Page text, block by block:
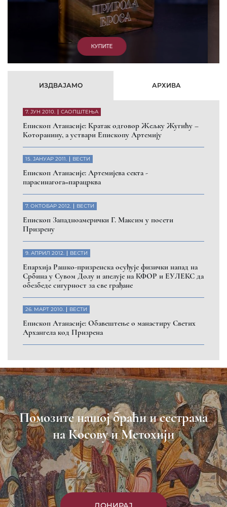
КУПИТЕ
ИЗДВАЈАМО АРХИВА
7. ЈУН 2010. САОПШТЕЊА
Eпископ Атанасије: Кратак одговор Жељку Жугићу –
Которанину, а уствари Епископу Артемију
15. ЈАНУАР 2011. ВЕСТИ
Eпископ Атанасије: Артемијева секта -
парасинагога=парацрква
7. ОКТОБАР 2012. ВЕСТИ
Eпископ Западноамерички Г. Максим у посети
Призрену
9. АПРИЛ 2012. ВЕСТИ
Eпархија Рашко-призренска осуђује физички напад на
Србина у Сувом Долу и апелује на КФОР и ЕУЛЕКС да
обезбеде сигурност за све грађане
26. МАРТ 2010. ВЕСТИ
Eпископ Атанасије: Обавештење о манастиру Светих
Архангела код Призрена
Помозите нашој браћи и сестрама
на Косову и Метохији